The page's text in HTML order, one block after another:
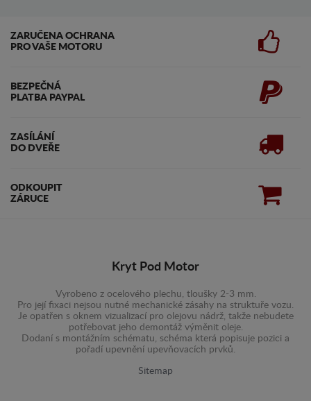
ZARUČENA OCHRANA
PRO VAŠE MOTORU
BEZPEČNÁ
PLATBA PAYPAL
ZASÍLÁNÍ
DO DVEŘE
ODKOUPIT
ZÁRUCE
Kryt Pod Motor
Vyrobeno z ocelového plechu, tloušky 2-3 mm.
Pro její fixaci nejsou nutné mechanické zásahy na struktuře vozu.
Je opatřen s oknem vizualizací pro olejovu nádrž, takže nebudete
potřebovat jeho demontáž výměnit oleje.
Dodaní s montážním schématu, schéma která popisuje pozici a
pořadí upevnění upevňovacích prvků.
Sitemap